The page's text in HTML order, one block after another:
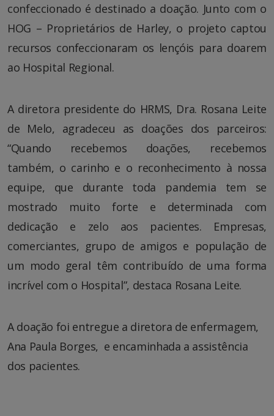
confeccionado é destinado a doação. Junto com o
HOG – Proprietários de Harley, o projeto captou
recursos confeccionaram os lençóis para doarem
ao Hospital Regional.
A diretora presidente do HRMS, Dra. Rosana Leite
de Melo, agradeceu as doações dos parceiros:
“Quando recebemos doações, recebemos
também, o carinho e o reconhecimento à nossa
equipe, que durante toda pandemia tem se
mostrado muito forte e determinada com
dedicação e zelo aos pacientes. Empresas,
comerciantes, grupo de amigos e população de
um modo geral têm contribuído de uma forma
incrível com o Hospital”, destaca Rosana Leite.
A doação foi entregue a diretora de enfermagem,
Ana Paula Borges, e encaminhada a assistência
dos pacientes.